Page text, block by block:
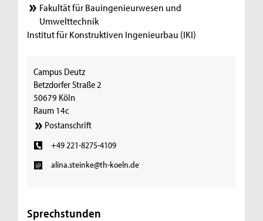
Fakultät für Bauingenieurwesen und
Umwelttechnik
Institut für Konstruktiven Ingenieurbau (IKI)
Campus Deutz
Betzdorfer Straße 2
50679 Köln
Raum 14c
Postanschrift
+49 221-8275-4109
alina.steinke@th-koeln.de
Sprechstunden